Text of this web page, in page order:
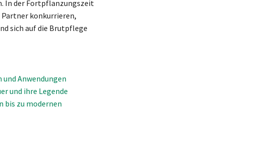
In der Fortpflanzungszeit
Partner konkurrieren,
sich auf die Brutpflege
Anwendungen
und ihre Legende
bis zu modernen